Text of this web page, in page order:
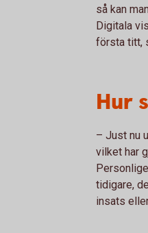
så kan
Digitala
första titt,
Hur
– Just nu
vilket har
tidigare,
insats